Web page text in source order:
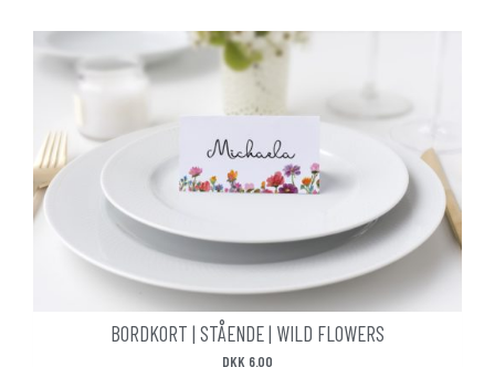
BORDKORT | STÅENDE | WILD FLOWERS
DKK 6.00